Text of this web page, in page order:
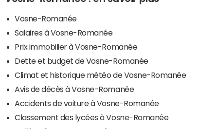
Vosne-Romanée
Salaires à Vosne-Romanée
Prix immobilier à Vosne-Romanée
Dette et budget de Vosne-Romanée
Climat et historique météo de Vosne-Romanée
Avis de décès à Vosne-Romanée
Accidents de voiture à Vosne-Romanée
Classement des lycées à Vosne-Romanée